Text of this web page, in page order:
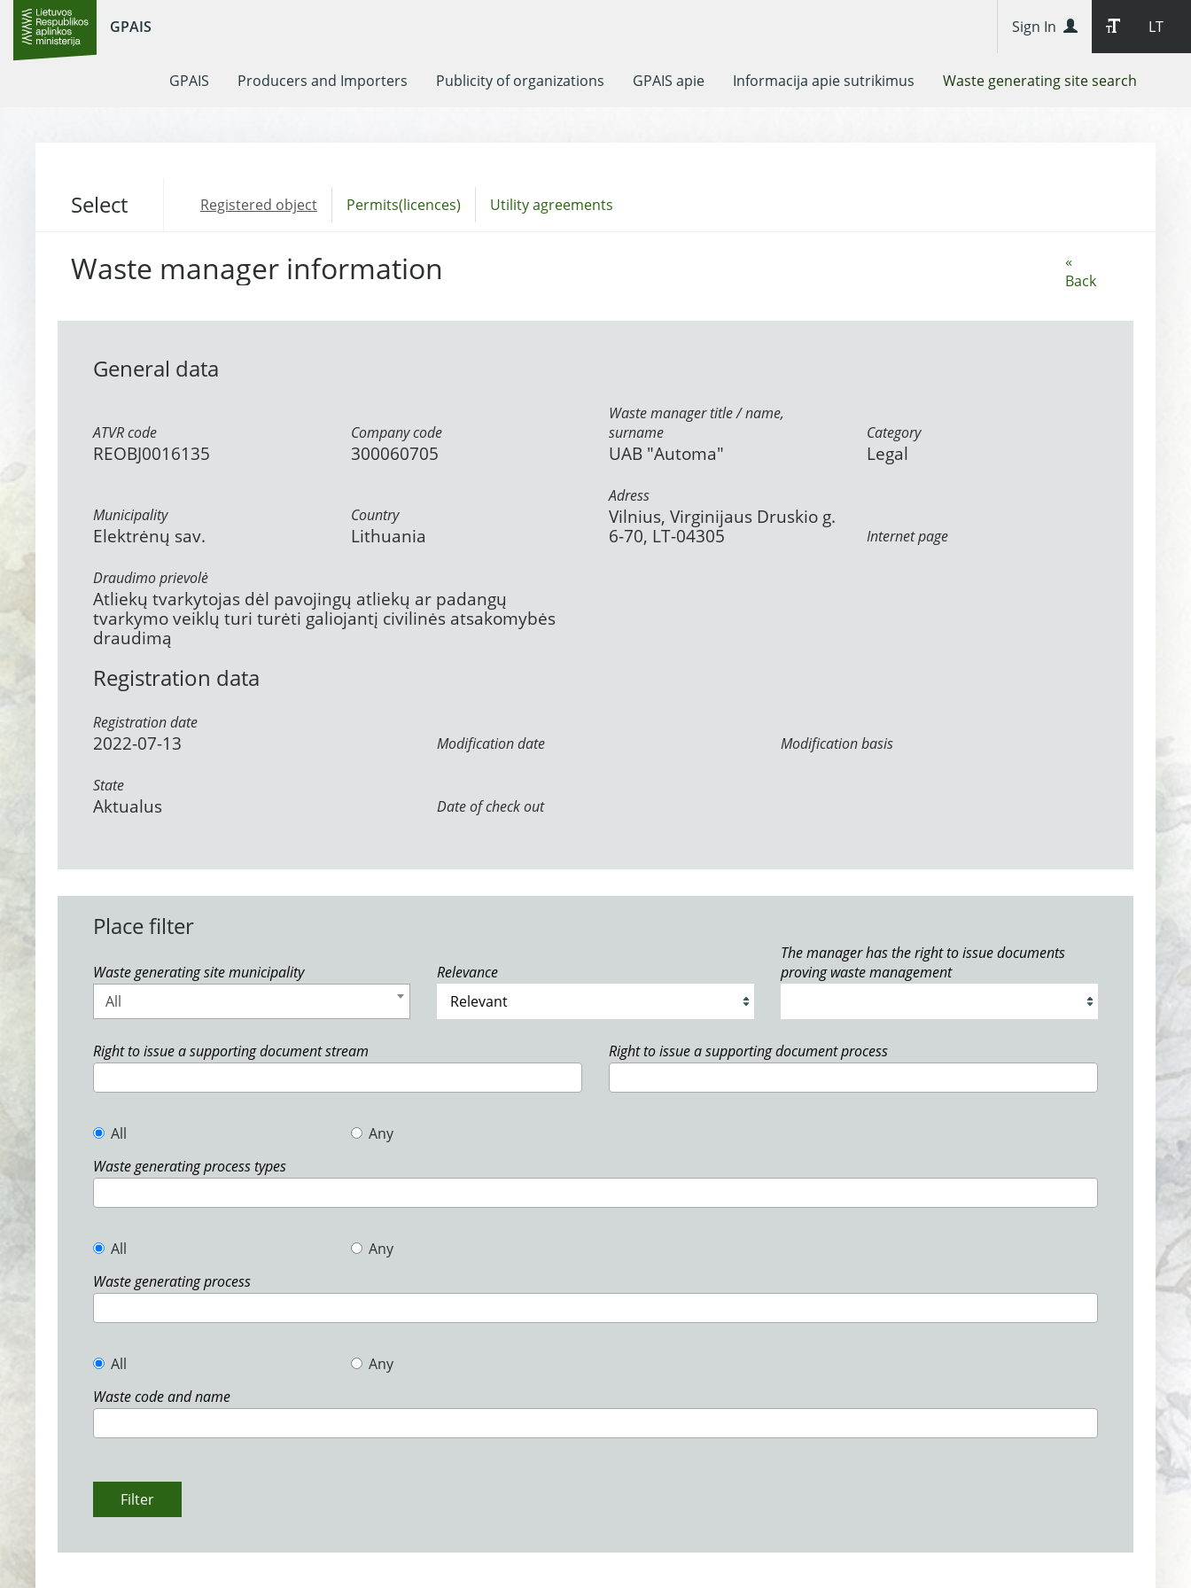
GPAIS LT
Sign In
GPAIS Producers and Importers Publicity of organizations GPAIS apie Informacija apie sutrikimus Waste generating site search
Select Registered object Permits(licences) Utility agreements
«
Back
Waste manager information
General data
ATVR code
REOBJ0016135
Company code
300060705
Waste manager title / name,
surname
UAB "Automa"
Category
Legal
Municipality
Elektrėnų sav.
Country
Lithuania
Adress
Vilnius, Virginijaus Druskio g.
6-70, LT-04305
Internet page
Draudimo prievolė
Atliekų tvarkytojas dėl pavojingų atliekų ar padangų
tvarkymo veiklų turi turėti galiojantį civilinės atsakomybės
draudimą
Registration data
Registration date
2022-07-13 Modification date Modification basis
State
Aktualus Date of check out
Place filter
Waste generating site municipality
All
Relevance
The manager has the right to issue documents
proving waste management
Right to issue a supporting document stream Right to issue a supporting document process
All
Any
Waste generating process types
All
Any
Waste generating process
All
Any
Waste code and name
Filter